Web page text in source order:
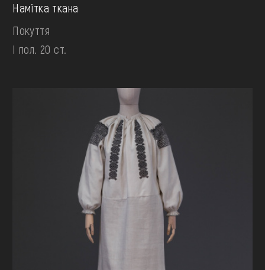
Намітка ткана
Покуття
І пол. 20 ст.